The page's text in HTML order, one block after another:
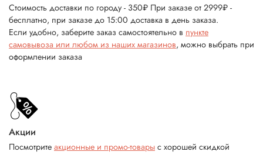
Стоимость доставки по городу - 350₽ При заказе от 2999₽ -
бесплатно, при заказе до 15:00 доставка в день заказа.
Если удобно, заберите заказ самостоятельно в пункте
самовывоза или любом из наших магазинов, можно выбрать при
оформлении заказа
Акции
Посмотрите акционные и промо-товары с хорошей скидкой